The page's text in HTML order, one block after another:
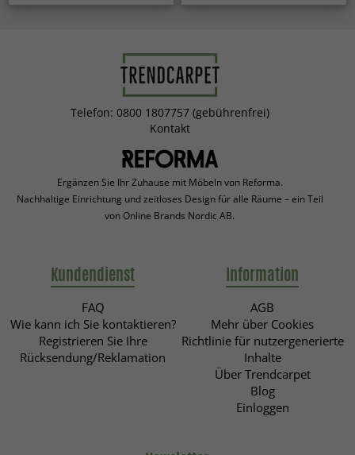
Telefon: 0800 1807757 (gebührenfrei)
Kontakt
Ergänzen Sie Ihr Zuhause mit Möbeln von Reforma.
Nachhaltige Einrichtung und zeitloses Design für alle Räume – ein Teil
von Online Brands Nordic AB.
Kundendienst
FAQ
Wie kann ich Sie kontaktieren?
Registrieren Sie Ihre
Rücksendung/Reklamation
Information
AGB
Mehr über Cookies
Richtlinie für nutzergenerierte
Inhalte
Über Trendcarpet
Blog
Einloggen